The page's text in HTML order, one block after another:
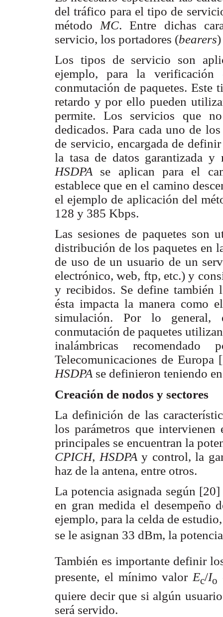
del tráfico para el tipo de
método MC. Entre dichas
servicio, los portadores (bearers)
Los tipos de servicio son
ejemplo, para la
conmutación de paquetes. Este
retardo y por ello pueden
permite. Los servicios que
dedicados. Para cada uno de
de servicio, encargada de
la tasa de datos garantizada
HSDPA se aplican para el
establece que en el camino
el ejemplo de aplicación del
128 y 385 Kbps.
Las sesiones de paquetes son
distribución de los paquetes en
de uso de un usuario de un
electrónico, web, ftp, etc.) y
y recibidos. Se define también
ésta impacta la manera como
simulación. Por lo general,
conmutación de paquetes
inalámbricas
Telecomunicaciones de Europa
HSDPA se definieron teniendo
Creación de nodos y sectores
La definición de las
los parámetros que
principales se encuentran la
CPICH, HSDPAy control, la
haz de la antena, entre otros.
La potencia asignada según
en gran medida el
ejemplo, para la celda de
se le asignan 33 dBm, la
También es importante definir
presente, el mínimo valor Ec/Io
quiere decir que si algún
será servido.